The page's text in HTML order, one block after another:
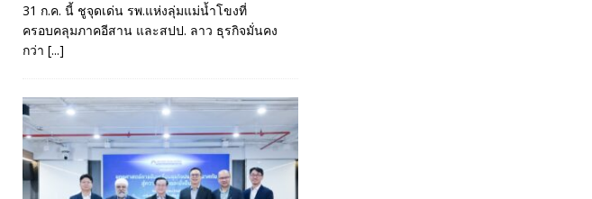
31 ก.ค. นี้ ชูจุดเด่น รพ.แห่งลุ่มแม่น้ำโขงที่
ครอบคลุมภาคอีสาน และสปป. ลาว ธุรกิจมั่นคง
กว่า [...]